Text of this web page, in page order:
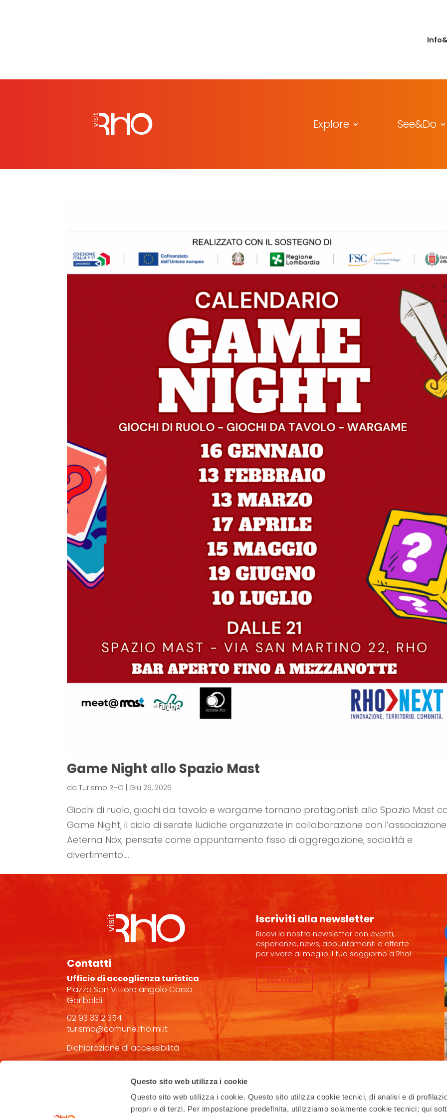
Questo sito web utilizza i cookie
Questo sito web utilizza i cookie. Questo sito utilizza cookie tecnici, di analisi e di
propri e di terzi. Per impostazione predefinita, utilizziamo solamente cookie tecnici; qui
Explore See&Do
Game Night allo Spazio Mast
daTurismo RHO | Giu 29, 2026
Giochi di ruolo, giochi da tavolo e wargame tornano protagonisti allo Spazio Mast
Game Night, il ciclo di serate ludiche organizzate in collaborazione con l’associazione
Aeterna Nox, pensate come appuntamento fisso di aggregazione, socialità e
divertimento....
Contatti
Ufficio di accoglienza turistica
Piazza San Vittore angolo Corso
Garibaldi
02 93 33 2 354
turismo@comune.rho.mi.it
Dichiarazione di accessibilità
Iscriviti alla newsletter
Ricevi la nostra newsletter con eventi,
esperienze, news, appuntamenti e offerte
per vivere al meglio il tuo soggiorno a Rho!
Iscriviti